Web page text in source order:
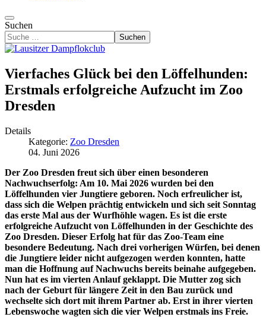
Suchen
Suchen
Vierfaches Glück bei den Löffelhunden:
Erstmals erfolgreiche Aufzucht im Zoo
Dresden
Details
Kategorie: Zoo Dresden
04. Juni 2026
Der Zoo Dresden freut sich über einen besonderen
Nachwuchserfolg: Am 10. Mai 2026 wurden bei den
Löffelhunden vier Jungtiere geboren. Noch erfreulicher ist,
dass sich die Welpen prächtig entwickeln und sich seit Sonntag
das erste Mal aus der Wurfhöhle wagen. Es ist die erste
erfolgreiche Aufzucht von Löffelhunden in der Geschichte des
Zoo Dresden. Dieser Erfolg hat für das Zoo-Team eine
besondere Bedeutung. Nach drei vorherigen Würfen, bei denen
die Jungtiere leider nicht aufgezogen werden konnten, hatte
man die Hoffnung auf Nachwuchs bereits beinahe aufgegeben.
Nun hat es im vierten Anlauf geklappt. Die Mutter zog sich
nach der Geburt für längere Zeit in den Bau zurück und
wechselte sich dort mit ihrem Partner ab. Erst in ihrer vierten
Lebenswoche wagten sich die vier Welpen erstmals ins Freie.